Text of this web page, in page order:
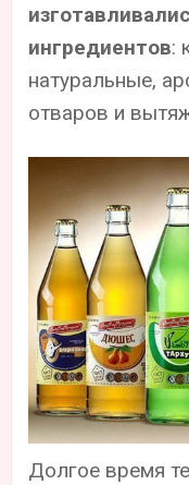
ингредиентов:
натуральные,
отваров и
Долгое время